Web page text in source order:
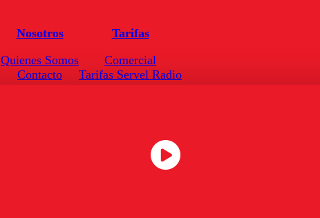
Nosotros
Quienes Somos
Contacto
Tarifas
Comercial
Tarifas Servel Radio